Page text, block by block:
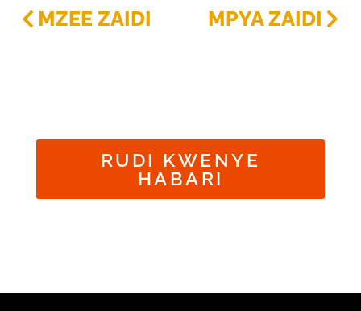
MZEE ZAIDI MPYA ZAIDI
RUDI KWENYE
HABARI